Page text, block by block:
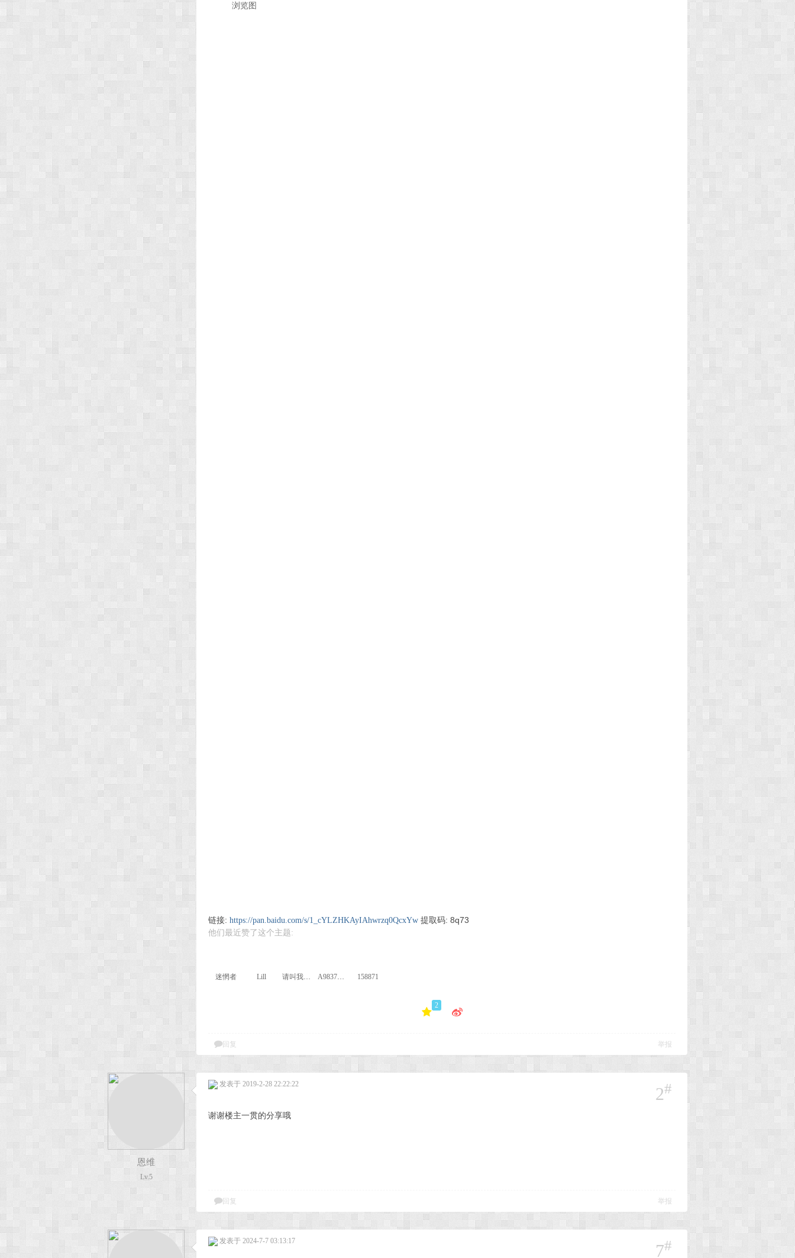
浏览图
链接: https://pan.baidu.com/s/1_cYLZHKAyIAhwrzq0QcxYw 提取码: 8q73
他们最近赞了这个主题:
迷惘者 Lill 请叫我神明大人 A983775680A 158871
2
回复 举报
恩维
Lv.5
2#
发表于 2019-2-28 22:22:22
谢谢楼主一贯的分享哦
回复 举报
7#
发表于 2024-7-7 03:13:17